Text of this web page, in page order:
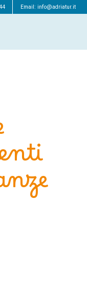
Email: info@adriatur.it